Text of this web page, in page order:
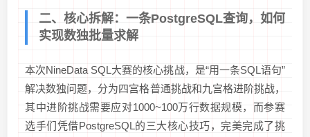
二、核心拆解：一条PostgreSQL查询，如何
实现数独批量求解
本次NineData SQL大赛的核心挑战，是“用一条SQL语句”
解决数独问题，分为四宫格普通挑战和九宫格进阶挑战，
其中进阶挑战需要应对1000~100万行数据规模，而参赛
选手们凭借PostgreSQL的三大核心技巧，完美完成了挑